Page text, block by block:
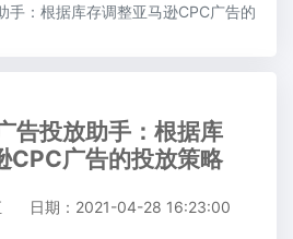
手：根据库存调整亚马逊CPC广告的
告投放助手：根据库
CPC广告的投放策略
日期：2021-04-28 16:23:00